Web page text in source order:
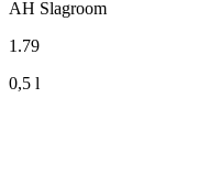
AH Slagroom
1 .79
0,5 l